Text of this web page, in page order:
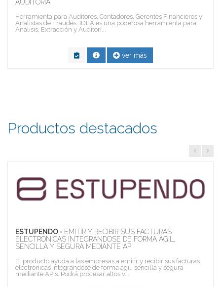
AUDITORÍA
Herramienta para Auditores, Contadores, Gerentes Financieros y
Analistas de Fraudes. IDEA es una poderosa herramienta para
Análisis, Extracción y Auditorí...
ver más
Productos destacados
ESTUPENDO - EMITIR Y RECIBIR SUS FACTURAS
ELECTRÓNICAS INTEGRÁNDOSE DE FORMA ÁGIL,
SENCILLA Y SEGURA MEDIANTE AP
El producto ayuda a las empresas a emitir y recibir sus facturas
electrónicas integrándose de forma ágil, sencilla y segura
mediante APIs. Podrá procesar altos v...